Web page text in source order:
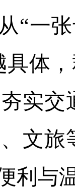
“一
具体
实交
文旅
利与